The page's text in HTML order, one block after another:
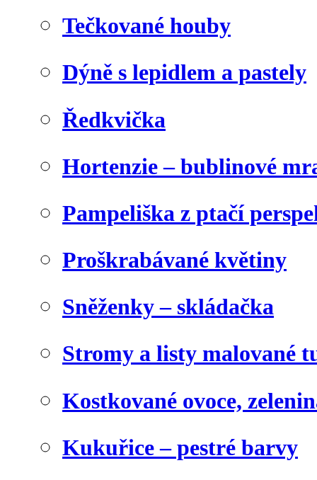
Tečkované houby
Dýně s lepidlem a pastely
Ředkvička
Hortenzie – bublinové
Pampeliška z ptačí
Proškrabávané květiny
Sněženky – skládačka
Stromy a listy malované
Kostkované ovoce,
Kukuřice – pestré barvy